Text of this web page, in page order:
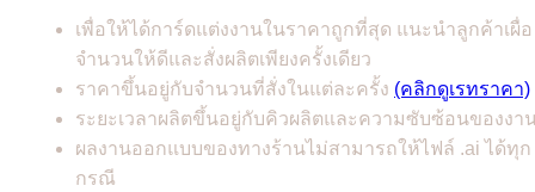
เพื่อให้ได้การ์ดแต่งงานในราคาถูกที่สุด แนะนำลูกค้าเผื่อ
จำนวนให้ดีและสั่งผลิตเพียงครั้งเดียว
ราคาขึ้นอยู่กับจำนวนที่สั่งในแต่ละครั้ง (คลิกดูเรทราคา)
ระยะเวลาผลิตขึ้นอยู่กับคิวผลิตและความซับซ้อนของงา
ผลงานออกแบบของทางร้านไม่สามารถให้ไฟล์ .ai ได้ทุก
กรณี